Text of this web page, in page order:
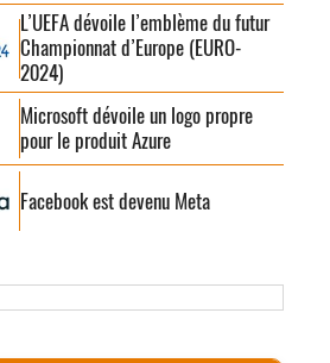
L’UEFA dévoile l’emblème du futur
Championnat d’Europe (EURO-
2024)
Microsoft dévoile un logo propre
pour le produit Azure
Facebook est devenu Meta